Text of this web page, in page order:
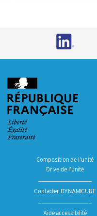
Composition de l’unité
Drive de l’unité
Contacter DYNAMICURE
Aide accessibilité